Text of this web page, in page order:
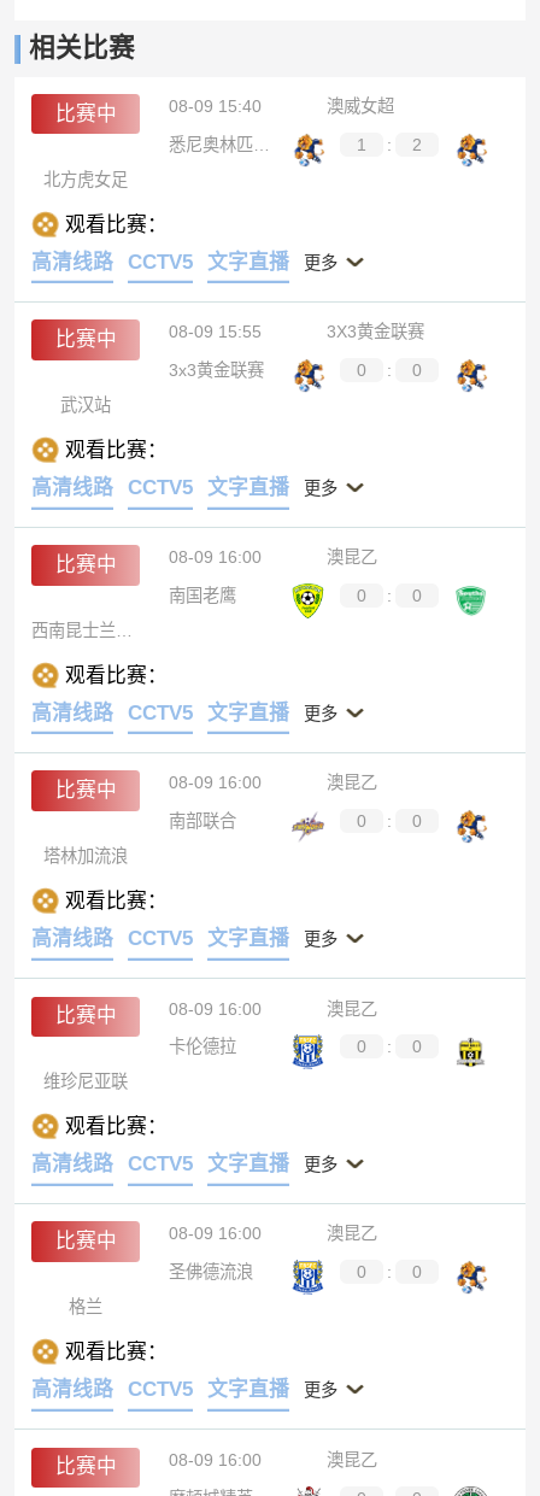
相关比赛
比赛中 08-09 15:40
澳威女超
悉尼奥林匹克女足
1 :
2
北方虎女足
观看比赛：
高清线路
CCTV5 文字直播 更多
比赛中 08-09 15:55
3X3黄金联赛
3x3黄金联赛
0 :
0
武汉站
观看比赛：
高清线路
CCTV5 文字直播 更多
比赛中 08-09 16:00
澳昆乙
南国老鹰
0 :
0
观看比赛：
高清线路
CCTV5 文字直播 更多
比赛中 08-09 16:00
澳昆乙
南部联合
0 :
0
塔林加流浪
观看比赛：
高清线路
CCTV5 文字直播 更多
比赛中 08-09 16:00
澳昆乙
卡伦德拉
0 :
0
维珍尼亚联
观看比赛：
高清线路
CCTV5 文字直播 更多
比赛中 08-09 16:00
澳昆乙
圣佛德流浪
0 :
0
格兰
观看比赛：
高清线路
CCTV5 文字直播 更多
比赛中 08-09 16:00
澳昆乙